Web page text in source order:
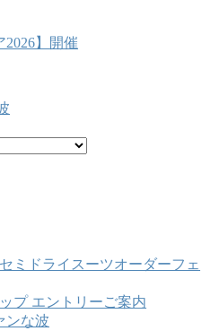
2026】開催
ミドライスーツオーダーフェ
プ エントリーご案内
ンな波